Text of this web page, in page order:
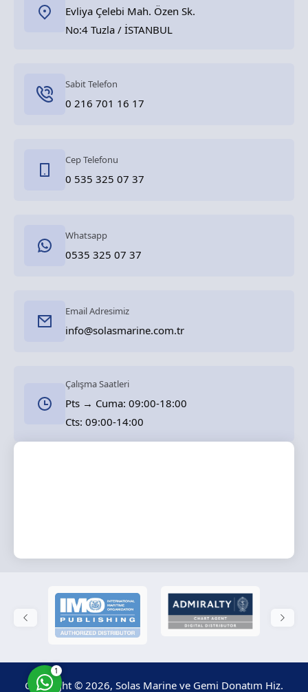
Evliya Çelebi Mah. Özen Sk.
No:4 Tuzla / İSTANBUL
Sabit Telefon
0 216 701 16 17
Cep Telefonu
0 535 325 07 37
Whatsapp
0535 325 07 37
Email Adresimiz
info@solasmarine.com.tr
Çalışma Saatleri
Pts → Cuma: 09:00-18:00
Cts: 09:00-14:00
Copyright © 2026, Solas Marine ve Gemi Donatım Hiz.
Cevap Yaz
1